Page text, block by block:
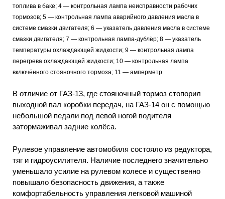
топлива в баке; 4 — контрольная лампа неисправности рабочих
тормозов; 5 — контрольная лампа аварийного давления масла в
системе смазки двигателя; 6 — указатель давления масла в системе
смазки двигателя; 7 — контрольная лампа-дублёр; 8 — указатель
температуры охлаждающей жидкости; 9 — контрольная лампа
перегрева охлаждающей жидкости; 10 — контрольная лампа
включённого стояночного тормоза; 11 — амперметр
В отличие от ГАЗ-13, где стояночный тормоз стопорил
выходной вал коробки передач, на ГАЗ-14 он с помощью
небольшой педали под левой ногой водителя
затормаживал задние колёса.
Рулевое управление автомобиля состояло из редуктора,
тяг и гидроусилителя. Наличие последнего значительно
уменьшало усилие на рулевом колесе и существенно
повышало безопасность движения, а также
комфортабельность управления легковой машиной